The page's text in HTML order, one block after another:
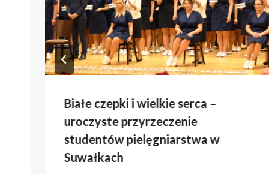
Białe czepki i wielkie serca –
uroczyste przyrzeczenie
studentów pielęgniarstwa w
Suwałkach